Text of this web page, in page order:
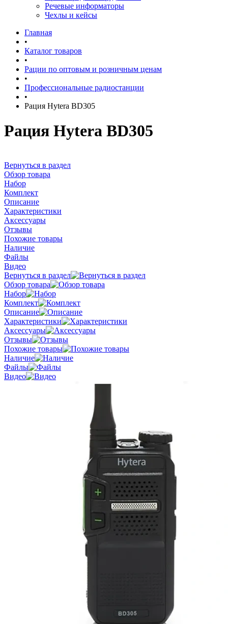
Речевые информаторы
Чехлы и кейсы
Главная
•
Каталог товаров
•
Рации по оптовым и розничным ценам
•
Профессиональные радиостанции
•
Рация Hytera BD305
Рация Hytera BD305
Вернуться в раздел
Обзор товара
Набор
Комплект
Описание
Характеристики
Аксессуары
Отзывы
Похожие товары
Наличие
Файлы
Видео
Вернуться в раздел
Обзор товара
Набор
Комплект
Описание
Характеристики
Аксессуары
Отзывы
Похожие товары
Наличие
Файлы
Видео